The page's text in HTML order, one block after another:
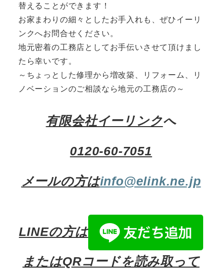
替えることができます！
お家まわりの細々としたお手入れも、ぜひイーリ
ンクへお問合せください。
地元密着の工務店としてお手伝いさせて頂けまし
たら幸いです。
～ちょっとした修理から増改築、リフォーム、リ
ノベーションのご相談なら地元の工務店の～
有限会社イーリンクへ
0120-60-7051
メールの方はinfo@elink.ne.jp
LINEの方は
またはQRコードを読み取って